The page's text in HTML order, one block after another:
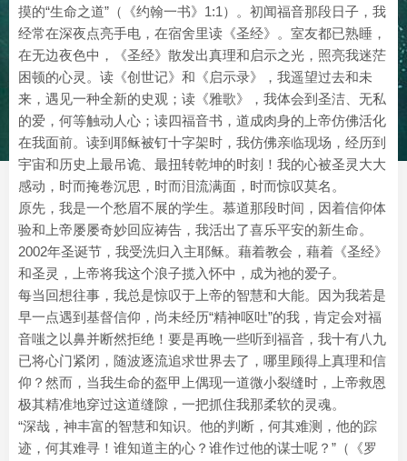
摸的“生命之道”（《约翰一书》1:1）。初闻福音那段日子，我
经常在深夜点亮手电，在宿舍里读《圣经》。室友都已熟睡，
在无边夜色中，《圣经》散发出真理和启示之光，照亮我迷茫
困顿的心灵。读《创世记》和《启示录》，我遥望过去和未
来，遇见一种全新的史观；读《雅歌》，我体会到圣洁、无私
的爱，何等触动人心；读四福音书，道成肉身的上帝仿佛活化
在我面前。读到耶稣被钉十字架时，我仿佛亲临现场，经历到
宇宙和历史上最吊诡、最扭转乾坤的时刻！我的心被圣灵大大
感动，时而掩卷沉思，时而泪流满面，时而惊叹莫名。
原先，我是一个愁眉不展的学生。慕道那段时间，因着信仰体
验和上帝屡屡奇妙回应祷告，我活出了喜乐平安的新生命。
2002年圣诞节，我受洗归入主耶稣。藉着教会，藉着《圣经》
和圣灵，上帝将我这个浪子揽入怀中，成为祂的爱子。
每当回想往事，我总是惊叹于上帝的智慧和大能。因为我若是
早一点遇到基督信仰，尚未经历“精神呕吐”的我，肯定会对福
音嗤之以鼻并断然拒绝！要是再晚一些听到福音，我十有八九
已将心门紧闭，随波逐流追求世界去了，哪里顾得上真理和信
仰？然而，当我生命的盔甲上偶现一道微小裂缝时，上帝救恩
极其精准地穿过这道缝隙，一把抓住我那柔软的灵魂。
“深哉，神丰富的智慧和知识。他的判断，何其难测，他的踪
迹，何其难寻！谁知道主的心？谁作过他的谋士呢？”（《罗